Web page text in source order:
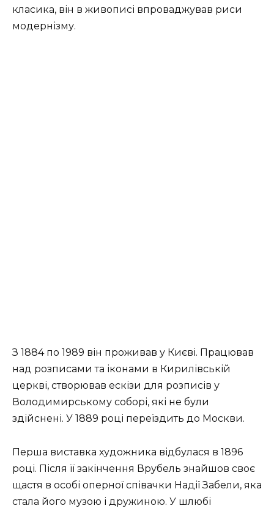
класика, він в живописі впроваджував риси
модернізму.
З 1884 по 1989 він проживав у Києві. Працював
над розписами та іконами в Кирилівській
церкві, створював ескізи для розписів у
Володимирському соборі, які не були
здійснені. У 1889 році переїздить до Москви.
Перша виставка художника відбулася в 1896
році. Після її закінчення Врубель знайшов своє
щастя в особі оперної співачки Надії Забели, яка
стала його музою і дружиною. У шлюбі